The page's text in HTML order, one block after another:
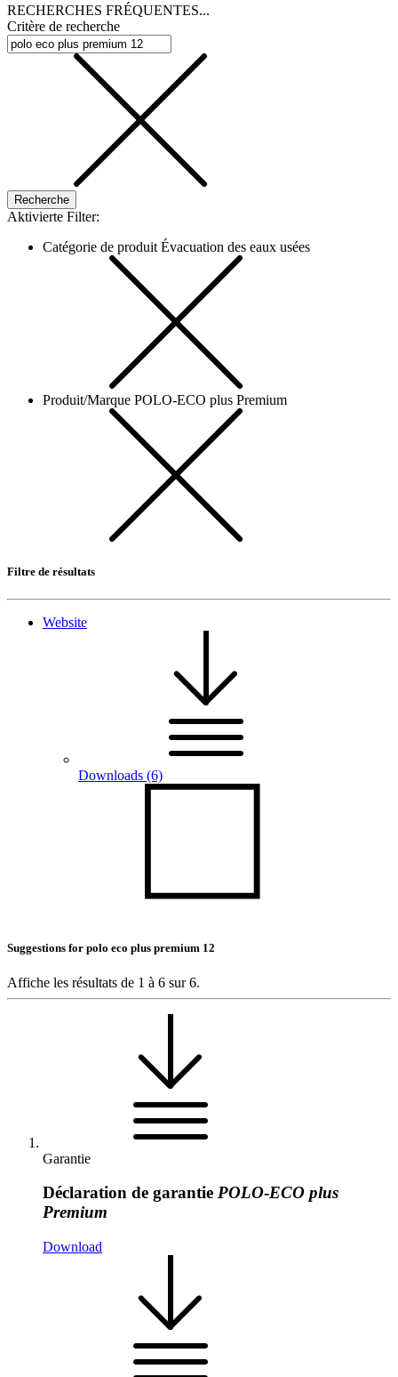
RECHERCHES FRÉQUENTES...
Critère de recherche
Aktivierte Filter:
Catégorie de produit Évacuation des eaux usées
Produit/Marque POLO-ECO plus Premium
Filtre de résultats
Website
Downloads (6)
Suggestions for polo eco plus premium 12
Affiche les résultats de 1 à 6 sur 6.
Garantie
Déclaration de garantie POLO-ECO plus
Premium
Download